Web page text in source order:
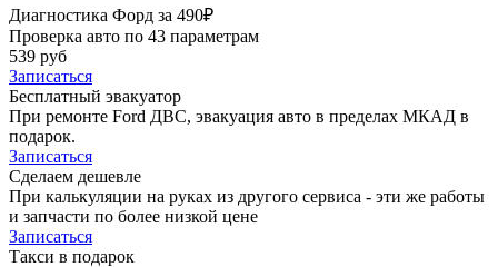
Диагностика Форд за 490₽
Проверка авто по 43 параметрам
539 руб
Записаться
Бесплатный эвакуатор
При ремонте Ford ДВС, эвакуация авто в пределах МКАД в
подарок.
Записаться
Сделаем дешевле
При калькуляции на руках из другого сервиса - эти же работы
и запчасти по более низкой цене
Записаться
Такси в подарок